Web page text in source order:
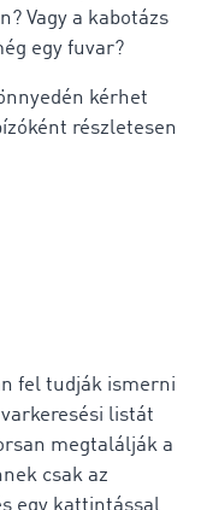
Vagy a kabotázs
egy fuvar?
kérhet
részletesen
fel tudják ismerni
listát
megtalálják a
csak az
egy kattintással